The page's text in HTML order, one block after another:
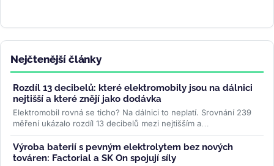
Nejčtenější články
Rozdíl 13 decibelů: které elektromobily jsou na dálnici
nejtišší a které znějí jako dodávka
Elektromobil rovná se ticho? Na dálnici to neplatí. Srovnání 239
měření ukázalo rozdíl 13 decibelů mezi nejtišším a
nejhlučnějším...>>
Výroba baterií s pevným elektrolytem bez nových
továren: Factorial a SK On spojují síly